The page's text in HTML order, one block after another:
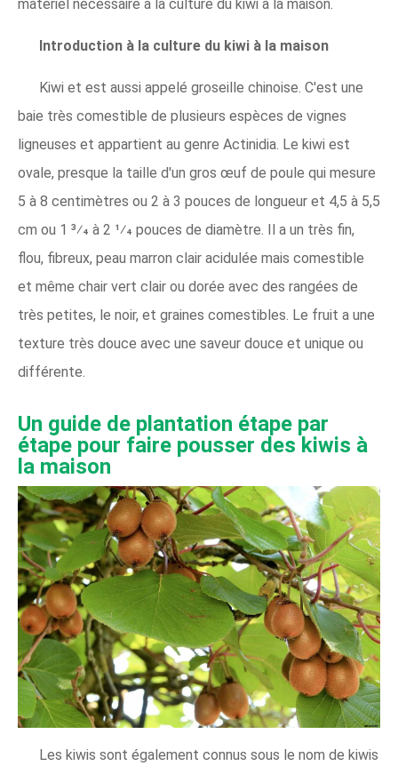
matériel nécessaire à la culture du kiwi à la maison.
Introduction à la culture du kiwi à la maison
Kiwi et est aussi appelé groseille chinoise. C'est une
baie très comestible de plusieurs espèces de vignes
ligneuses et appartient au genre Actinidia. Le kiwi est
ovale, presque la taille d'un gros œuf de poule qui mesure
5 à 8 centimètres ou 2 à 3 pouces de longueur et 4,5 à 5,5
cm ou 1 3⁄4 à 2 1⁄4 pouces de diamètre. Il a un très fin,
flou, fibreux, peau marron clair acidulée mais comestible
et même chair vert clair ou dorée avec des rangées de
très petites, le noir, et graines comestibles. Le fruit a une
texture très douce avec une saveur douce et unique ou
différente.
Un guide de plantation étape par
étape pour faire pousser des kiwis à
la maison
Les kiwis sont également connus sous le nom de kiwis